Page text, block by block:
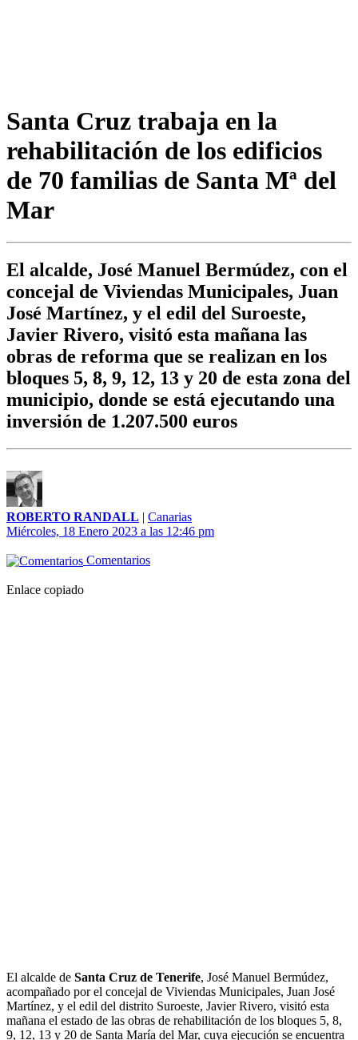
Santa Cruz trabaja en la
rehabilitación de los edificios
de 70 familias de Santa Mª del
Mar
El alcalde, José Manuel Bermúdez, con el
concejal de Viviendas Municipales, Juan
José Martínez, y el edil del Suroeste,
Javier Rivero, visitó esta mañana las
obras de reforma que se realizan en los
bloques 5, 8, 9, 12, 13 y 20 de esta zona del
municipio, donde se está ejecutando una
inversión de 1.207.500 euros
ROBERTO RANDALL | Canarias
Miércoles, 18 Enero 2023 a las 12:46 pm
Comentarios
Enlace copiado
El alcalde de Santa Cruz de Tenerife, José Manuel Bermúdez,
acompañado por el concejal de Viviendas Municipales, Juan José
Martínez, y el edil del distrito Suroeste, Javier Rivero, visitó esta
mañana el estado de las obras de rehabilitación de los bloques 5, 8,
9, 12, 13 y 20 de Santa María del Mar, cuya ejecución se encuentra